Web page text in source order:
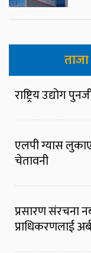
ताजा
राष्ट्रिय उद्योग
एलपी ग्यास
चेतावनी
प्रसारण संरचना
प्राधिकरणलाई